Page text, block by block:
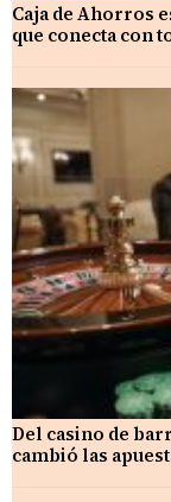
Caja de Ahorros
que conecta con
Del casino de
cambió las